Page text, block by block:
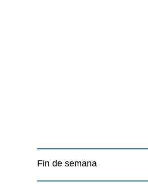
Fin de semana